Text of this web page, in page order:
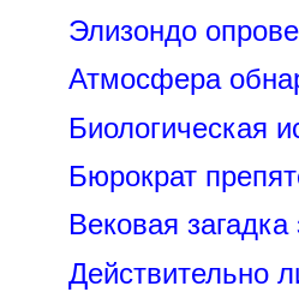
Элизондо
Атмосфера
Биологическая
Бюрократ
Вековая
Действительно